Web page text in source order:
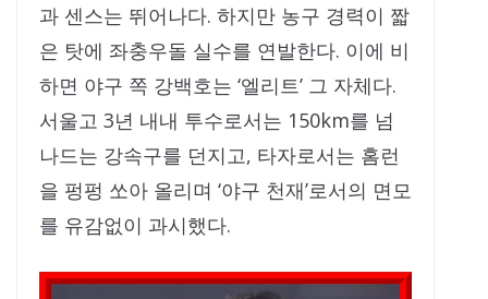
과 센스는 뛰어나다. 하지만 농구 경력이 짧
은 탓에 좌충우돌 실수를 연발한다. 이에 비
하면 야구 쪽 강백호는 ‘엘리트’ 그 자체다.
서울고 3년 내내 투수로서는 150km를 넘
나드는 강속구를 던지고, 타자로서는 홈런
을 펑펑 쏘아 올리며 ‘야구 천재’로서의 면모
를 유감없이 과시했다.